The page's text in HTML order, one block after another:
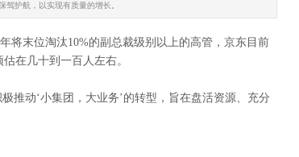
驾护航，以实现有质量的增长。
末位淘汰10%的副总裁级别以上的高管，京东目前
在几十到一百人左右。
动‘小集团，大业务’的转型，旨在盘活资源、充分